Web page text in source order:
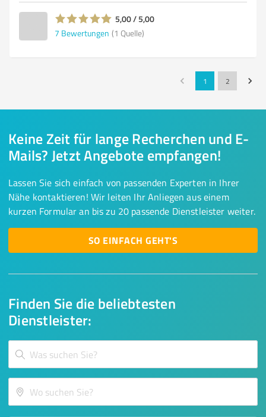
5,00 / 5,00
7 Bewertungen (1 Quelle)
1 2
Finden Sie die beliebtesten
Dienstleister:
Keine Zeit für lange Recherchen und E-
Mails? Jetzt Angebote empfangen!
Lassen Sie sich einfach von passenden Experten in Ihrer
Nähe kontaktieren! Wir leiten Ihr Anliegen aus einem
kurzen Formular an bis zu 20 passende Dienstleister weiter.
SO EINFACH GEHT'S